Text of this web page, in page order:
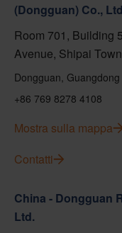
(Dongguan) Co.,
Room 701, Building
Avenue, Shipai Town
Dongguan,
+86 769 8278 4108
Mostra sulla mappa
Contatti
China - Dongguan
Ltd.